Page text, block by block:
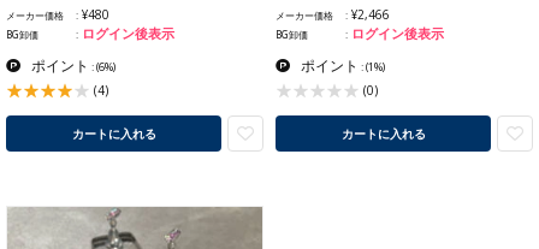
メーカー価格 ¥480
BG卸価 ログイン後表示
ポイント :(6%)
(4)
カートに入れる
メーカー価格 ¥2,466
BG卸価 ログイン後表示
ポイント :(1%)
(0)
カートに入れる